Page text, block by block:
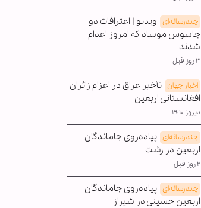
چندرسانه‌ای ویدیو | اعترافات دو
جاسوس موساد که امروز اعدام
شدند
۳ روز قبل
اخبار جهان تأخیر عراق در اعزام زائران
افغانستانی اربعین
دیروز ۱۹:۱۰
چندرسانه‌ای پیاده‌روی جاماندگان
اربعین در رشت
۲ روز قبل
چندرسانه‌ای پیاده‌روی جاماندگان
اربعین حسینی در شیراز